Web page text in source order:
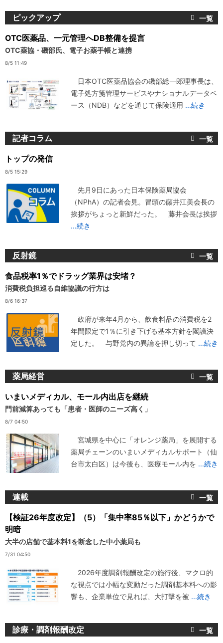
ピックアップ
OTC医薬品、一元管理へDB整備を提言
OTC薬協・磯部氏、電子お薬手帳と連携
8/5 11:49
日本OTC医薬品協会の磯部総一郎理事長は、
電子処方箋管理サービスやナショナルデータベ
ース（NDB）などを通じて保険適用 ...続き
記者コラム
トップの発信
8/5 15:29
先月9日にあった日本保険薬局協会
（NPhA）の記者会見。冒頭の藤井江美会長の
挨拶がちょっと新鮮だった。 藤井会長は挨拶
...続き
反射鏡
食品税率1％でドラッグ業界は安堵？
消費税負担巡る自維協議の行方は
8/6 16:37
政府が来年4月から、飲食料品の消費税を2
年間限定で1％に引き下げる基本方針を閣議決
定した。 与野党内の異論を押し切って ...続き
薬局経営
いまいメディカル、モール内出店を継続
門前減算あっても「患者・医師のニーズ高く」
8/7 04:50
宮城県を中心に「オレンジ薬局」を展開する
薬局チェーンのいまいメディカルサポート（仙
台市太白区）は今後も、医療モール内を ...続き
連載
【検証26年度改定】（5）「集中率85％以下」かどうかで
明暗
大半の店舗で基本料1を断念した中小薬局も
7/31 04:50
2026年度調剤報酬改定の施行後、マクロ的
な視点では小幅な変動だった調剤基本料への影
響も、企業単位で見れば、大打撃を被 ...続き
診療・調剤報酬改定